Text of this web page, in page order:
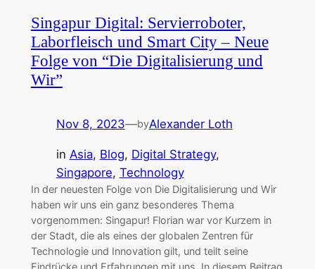
Singapur Digital: Servierroboter,
Laborfleisch und Smart City – Neue
Folge von “Die Digitalisierung und
Wir”
Nov 8, 2023—byAlexander Loth
in Asia, Blog, Digital Strategy
Singapore, Technology
In der neuesten Folge von Die Digitalisierung und Wir
haben wir uns ein ganz besonderes Thema
vorgenommen: Singapur! Florian war vor Kurzem in
der Stadt, die als eines der globalen Zentren für
Technologie und Innovation gilt, und teilt seine
Eindrücke und Erfahrungen mit uns. In diesem Beitrag